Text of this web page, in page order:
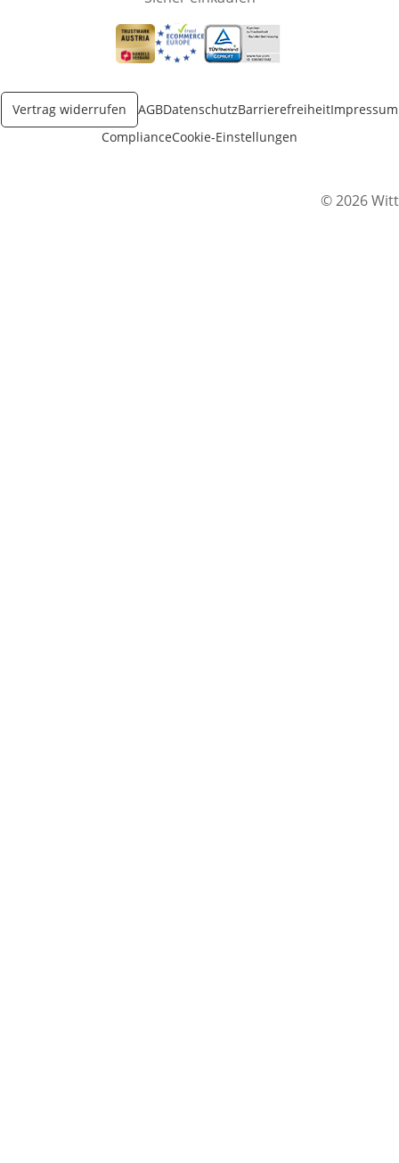
Öffnet in neuem Fenster
Öffnet in neuem Fenster
Öffnet in neuem Fenster
Vertrag widerrufen AGBDatenschutzBarrierefreiheitImpressum
ComplianceCookie-Einstellungen
© 2026 Witt